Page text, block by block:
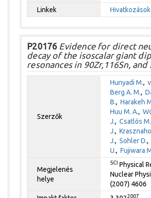
Linkek
Hivatkozások
P20176 Evidence for direct
decay of the isoscalar giant
resonances in 90Zr,116Sn, and
Szerzők
Hunyadi M.,
Berg A. M.,
B.,Harakeh
Huu M. A.,
J.,Csatlós M.
J.,
J.,Sohler D.
U.,Fujiwara
Megjelenés
helye
SCI Physical
Nuclear
(2007) 4606
2007